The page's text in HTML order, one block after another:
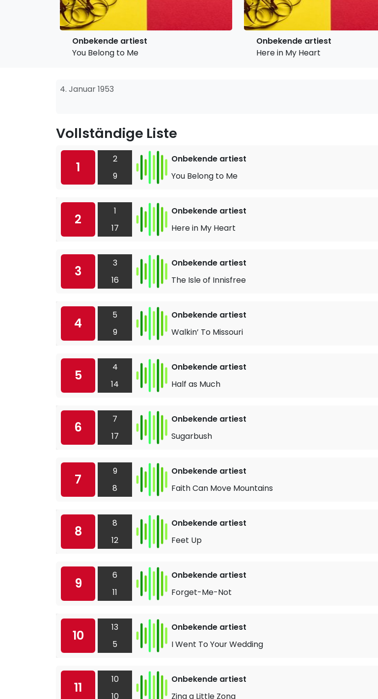
Onbekende artiest
You Belong to Me
Onbekende artiest
Here in My Heart
4. Januar 1953
Vollständige Liste
1
2
9
Onbekende artiest
You Belong to Me
2
1
17
Onbekende artiest
Here in My Heart
3
3
16
Onbekende artiest
The Isle of Innisfree
4
5
9
Onbekende artiest
Walkin’ To Missouri
5
4
14
Onbekende artiest
Half as Much
6
7
17
Onbekende artiest
Sugarbush
7
9
8
Onbekende artiest
Faith Can Move Mountains
8
8
12
Onbekende artiest
Feet Up
9
6
11
Onbekende artiest
Forget-Me-Not
10
13
5
Onbekende artiest
I Went To Your Wedding
11
10
10
Onbekende artiest
Zing a Little Zong